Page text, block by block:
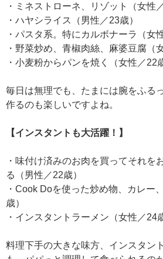
・ミネストローネ、リゾット（女性
・ハヤシライス（男性／23歳）
・パスタ系。特にカルボナーラ（女
・野菜炒め、青椒肉絲、麻婆豆腐（
・小麦粉からパンを焼く（女性／22
毎日は無理でも、たまには腕をふる
作るのも楽しいですよね。
【インスタントも大活躍！】
・味付け済みのお肉を買ってそれを
る（男性／22歳）
・Cook Doを使った炒め物、カレー
歳）
・インスタントラーメン（女性／24
料理下手の大きな味方、インスタン